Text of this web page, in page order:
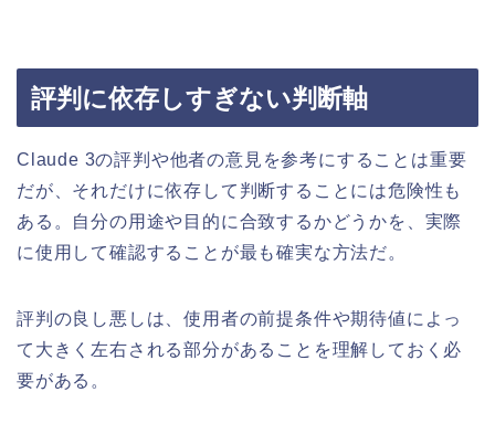
評判に依存しすぎない判断軸
Claude 3の評判や他者の意見を参考にすることは重要
だが、それだけに依存して判断することには危険性も
ある。自分の用途や目的に合致するかどうかを、実際
に使用して確認することが最も確実な方法だ。
評判の良し悪しは、使用者の前提条件や期待値によっ
て大きく左右される部分があることを理解しておく必
要がある。